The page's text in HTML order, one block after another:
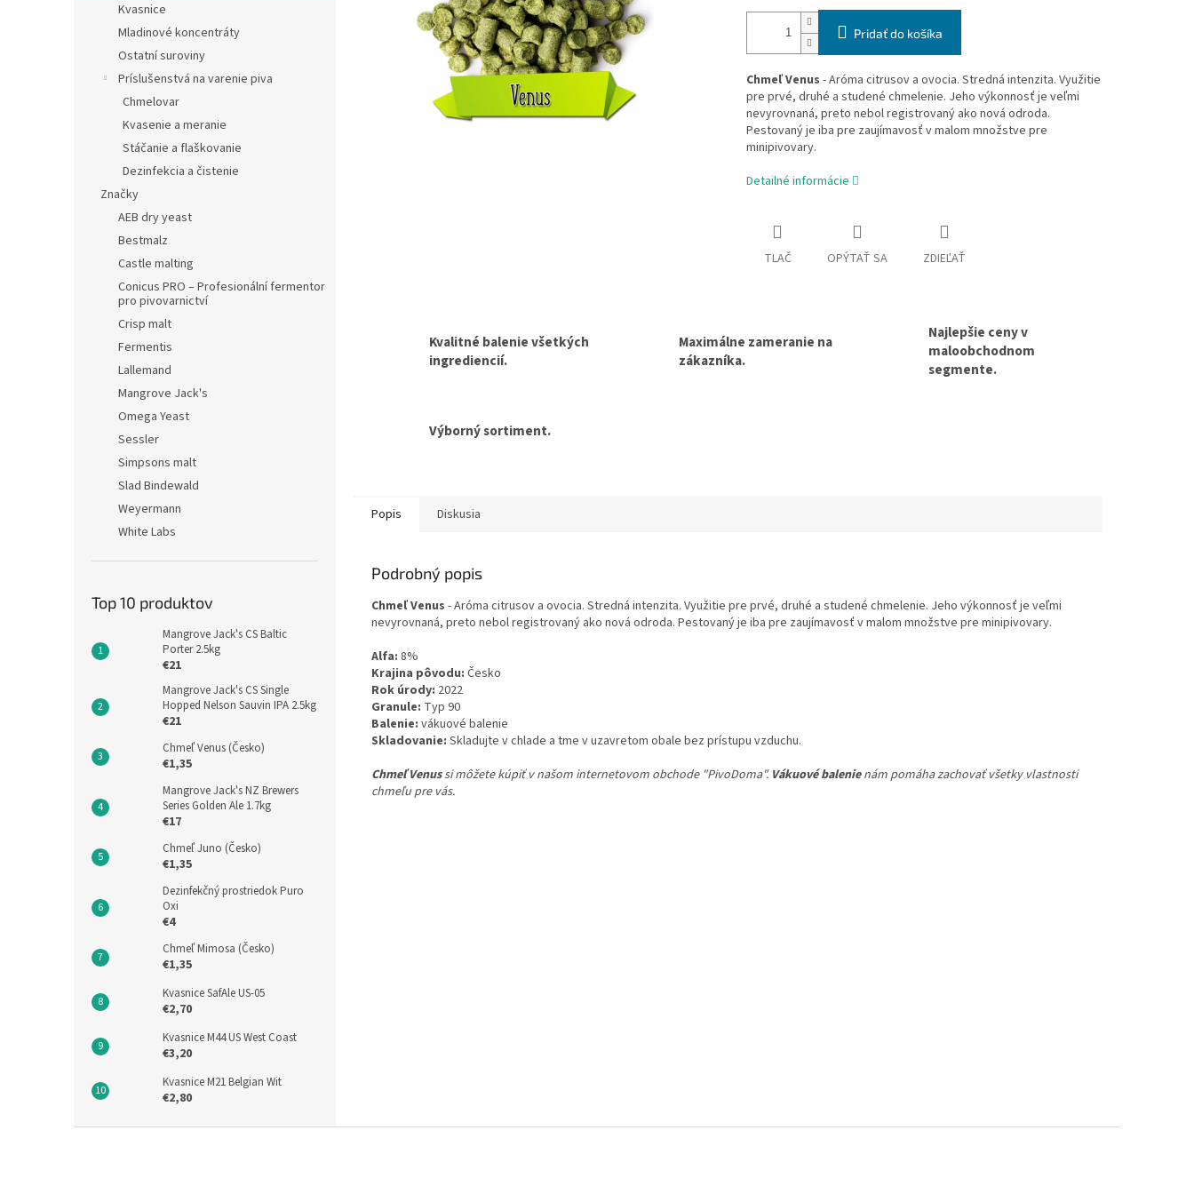
Kvasnice
Mladinové koncentráty
Ostatní suroviny
Príslušenstvá na varenie piva
Chmelovar
Kvasenie a meranie
Stáčanie a flaškovanie
Dezinfekcia a čistenie
Značky
AEB dry yeast
Bestmalz
Castle malting
Conicus PRO – Profesionální fermentor
pro pivovarnictví
Crisp malt
Fermentis
Lallemand
Mangrove Jack's
Omega Yeast
Sessler
Simpsons malt
Slad Bindewald
Weyermann
White Labs
Top 10 produktov
Mangrove Jack's CS Baltic
Porter 2.5kg
€21
Mangrove Jack's CS Single
Hopped Nelson Sauvin IPA 2.5kg
€21
Chmeľ Venus (Česko)
€1,35
Mangrove Jack's NZ Brewers
Series Golden Ale 1.7kg
€17
Chmeľ Juno (Česko)
€1,35
Dezinfekčný prostriedok Puro
Oxi
€4
Chmeľ Mimosa (Česko)
€1,35
Kvasnice SafAle US-05
€2,70
Kvasnice M44 US West Coast
€3,20
Kvasnice M21 Belgian Wit
€2,80
Pridať do košíka
Chmeľ Venus - Aróma citrusov a ovocia. Stredná intenzita. Využitie
pre prvé, druhé a studené chmelenie. Jeho výkonnosť je veľmi
nevyrovnaná, preto nebol registrovaný ako nová odroda.
Pestovaný je iba pre zaujímavosť v malom množstve pre
minipivovary.
Detailné informácie
TLAČ OPÝTAŤ SA ZDIEĽAŤ
Kvalitné balenie všetkých
ingrediencií.
Maximálne zameranie na
zákazníka.
Najlepšie ceny v
maloobchodnom
segmente.
Výborný sortiment.
Popis Diskusia
Podrobný popis
Chmeľ Venus - Aróma citrusov a ovocia. Stredná intenzita. Využitie pre prvé, druhé a studené chmelenie. Jeho výkonnosť je veľmi
nevyrovnaná, preto nebol registrovaný ako nová odroda. Pestovaný je iba pre zaujímavosť v malom množstve pre minipivovary.
Alfa: 8%
Krajina pôvodu: Česko
Rok úrody: 2022
Granule: Typ 90
Balenie: vákuové balenie
Skladovanie: Skladujte v chlade a tme v uzavretom obale bez prístupu vzduchu.
Chmeľ Venussi môžete kúpiť v našom internetovom obchode "PivoDoma". Vákuové balenienám pomáha zachovať všetky vlastnosti
chmeľu pre vás.